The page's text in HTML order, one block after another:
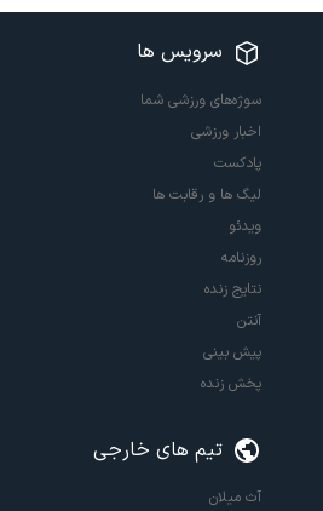
سرویس ها
سوژه‌های ورزشی شما
اخبار ورزشی
پادکست
لیگ ها و رقابت ها
ویدئو
روزنامه
نتایج زنده
آنتن
پیش بینی
پخش زنده
تیم های خارجی
آث میلان